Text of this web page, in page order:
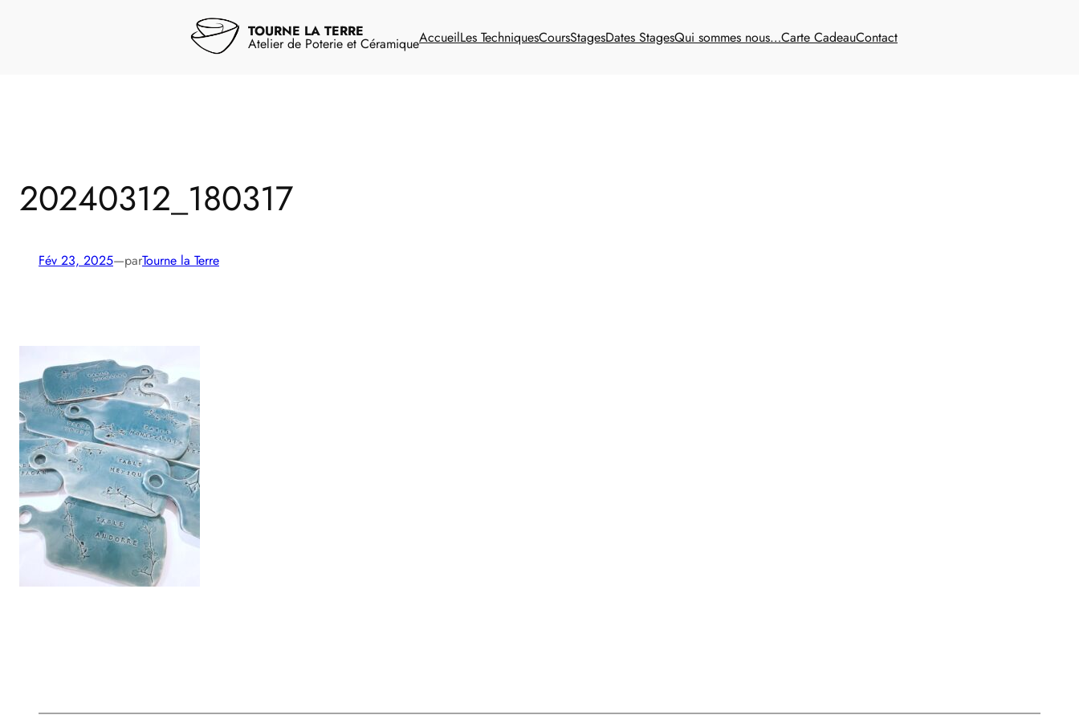
TOURNE LA TERRE
Atelier de Poterie et CéramiqueAccueilLes TechniquesCoursStagesDates StagesQui sommes nous…Carte CadeauContact
20240312_180317
Fév 23, 2025—parTourne la Terre